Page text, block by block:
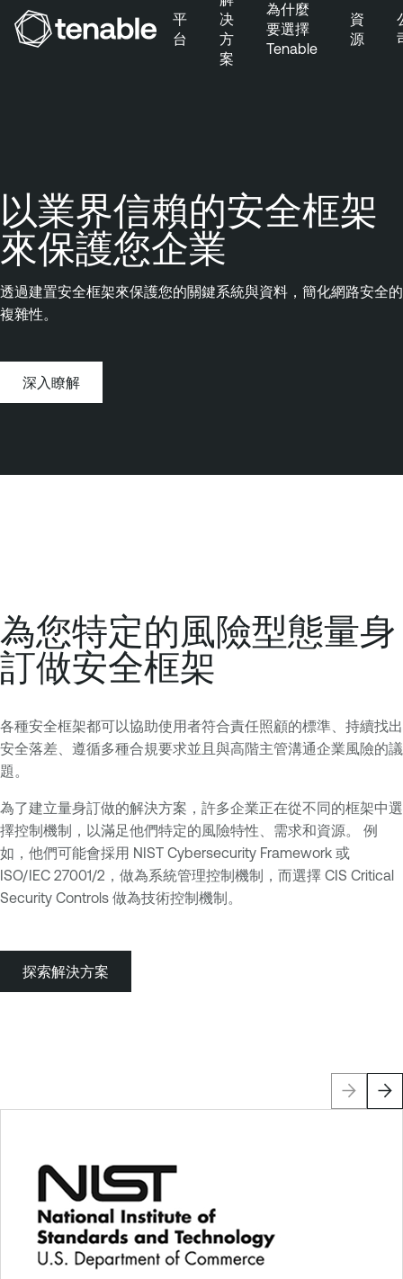
平
台
决
方
案
為什麼
要選擇
Tenable
資
源
以業界信賴的安全框架
來保護您企業
透過建置安全框架來保護您的關鍵系統與資料，簡化網路安全的
複雜性。
深入瞭解
為您特定的風險型態量身
訂做安全框架
各種安全框架都可以協助使用者符合責任照顧的標準、持續找出
安全落差、遵循多種合規要求並且與高階主管溝通企業風險的議
題。
為了建立量身訂做的解決方案，許多企業正在從不同的框架中選
擇控制機制，以滿足他們特定的風險特性、需求和資源。 例
如，他們可能會採用 NIST Cybersecurity Framework 或
ISO/IEC 27001/2，做為系統管理控制機制，而選擇 CIS Critical
Security Controls 做為技術控制機制。
探索解決方案